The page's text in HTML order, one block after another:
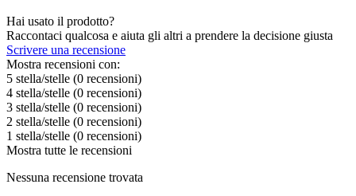
Hai usato il prodotto?
Raccontaci qualcosa e aiuta gli altri a prendere la decisione giusta
Scrivere una recensione
Mostra recensioni con:
5 stella/stelle (0 recensioni)
4 stella/stelle (0 recensioni)
3 stella/stelle (0 recensioni)
2 stella/stelle (0 recensioni)
1 stella/stelle (0 recensioni)
Mostra tutte le recensioni
Nessuna recensione trovata